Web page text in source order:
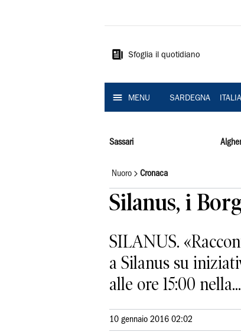
Sardegna
Sfoglia il quotidiano
MENU SARDEGNA
Sassari
Nuoro Cronaca
Silanus, i
SILANUS.
a Silanus su
alle ore 15:00 nella...
10 gennaio 2016 02:02